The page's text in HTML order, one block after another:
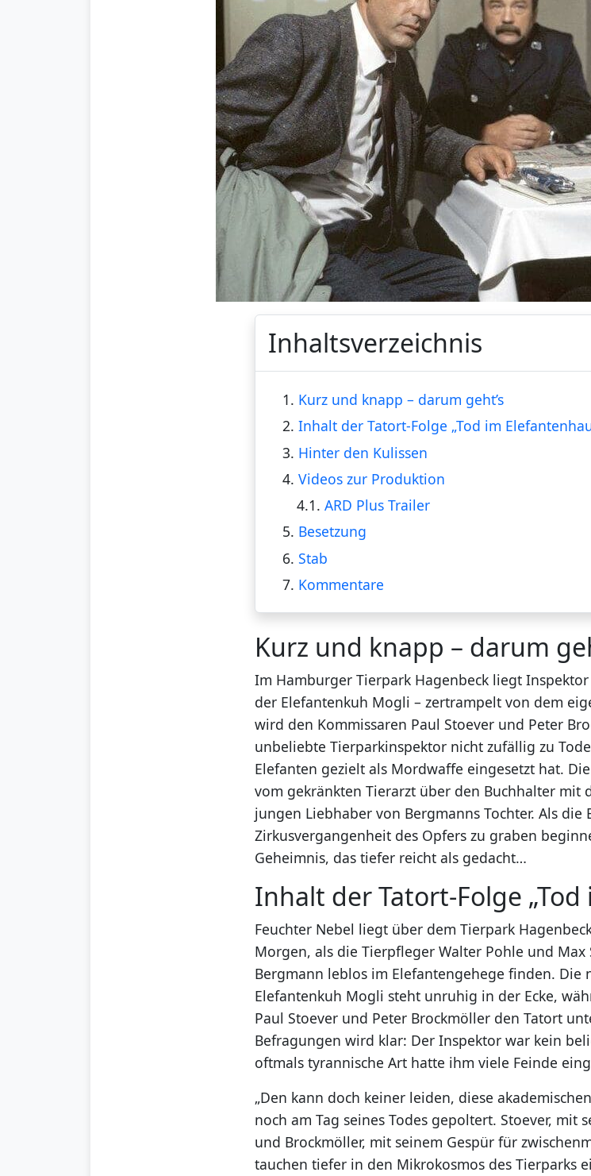
Inhaltsverzeichnis
1. Kurz und knapp – darum geht’s
2. Inhalt der Tatort-Folge „Tod im
3. Hinter den Kulissen
4. Videos zur Produktion
4.1. ARD Plus Trailer
5. Besetzung
6. Stab
7. Kommentare
Kurz und knapp – darum
Im Hamburger Tierpark Hagenbeck liegt
der Elefantenkuh Mogli – zertrampelt von dem
wird den Kommissaren Paul Stoever und Peter
unbeliebte Tierparkinspektor nicht zufällig zu
Elefanten gezielt als Mordwaffe eingesetzt hat.
vom gekränkten Tierarzt über den Buchhalter mit
jungen Liebhaber von Bergmanns Tochter. Als
Zirkusvergangenheit des Opfers zu graben
Geheimnis, das tiefer reicht als gedacht…
Inhalt der Tatort-Folge
Feuchter Nebel liegt über dem Tierpark
Morgen, als die Tierpfleger Walter Pohle und
Bergmann leblos im Elefantengehege finden. Die
Elefantenkuh Mogli steht unruhig in der Ecke,
Paul Stoever und Peter Brockmöller den Tatort
Befragungen wird klar: Der Inspektor war kein
oftmals tyrannische Art hatte ihm viele Feinde
„Den kann doch keiner leiden, diese
noch am Tag seines Todes gepoltert. Stoever, mit
und Brockmöller, mit seinem Gespür für
tauchen tiefer in den Mikrokosmos des Tierparks